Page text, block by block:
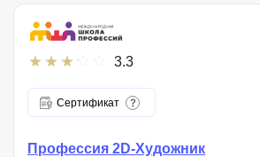
3.3
Сертификат
Профессия 2D-Художник